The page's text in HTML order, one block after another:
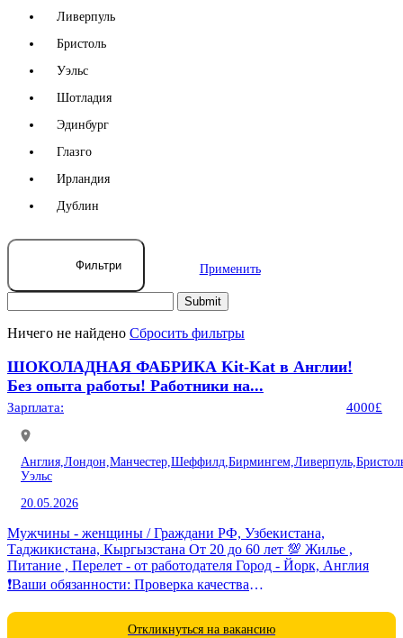
Ливерпуль
Бристоль
Уэльс
Шотладия
Эдинбург
Глазго
Ирландия
Дублин
Фильтри Применить
Ничего не найдено Сбросить фильтры
ШОКОЛАДНАЯ ФАБРИКА Kit-Kat в Англии!
Без опыта работы! Работники на...
Зарплата: 4000£
Англия, Лондон, Манчестер, Шеффилд, Бирмингем, Ливерпуль,
Уэльс
20.05.2026
Мужчины - женщины / Граждани РФ, Узбекистана,
Таджикистана, Кыргызстана От 20 до 60 лет 💯 Жилье ,
Питание , Перелет - от работодателя Город - Йорк, Англия
❗️Ваши обязанности: Проверка качества
Откликнуться на вакансию